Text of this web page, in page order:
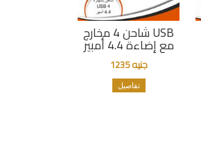
شاحن 4 مخارج USB
مع إضاءة 4.4 أمبير
جنيه 1235
تفاصيل